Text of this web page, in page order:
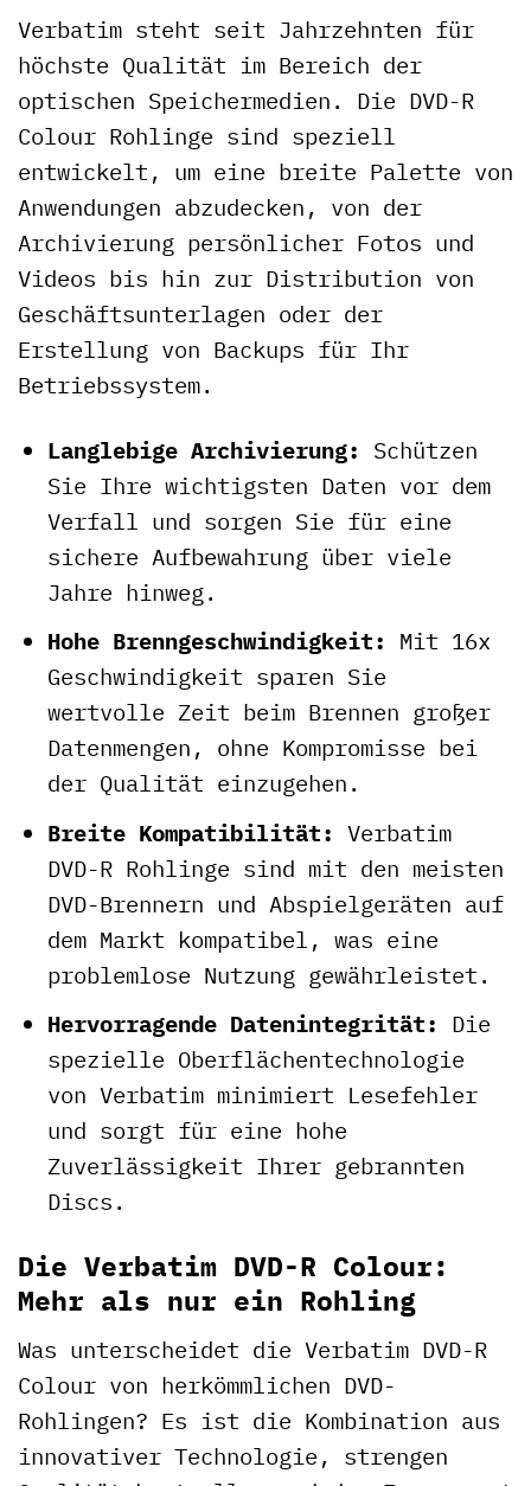
Verbatim steht seit Jahrzehnten für
höchste Qualität im Bereich der
optischen Speichermedien. Die DVD-R
Colour Rohlinge sind speziell
entwickelt, um eine breite Palette von
Anwendungen abzudecken, von der
Archivierung persönlicher Fotos und
Videos bis hin zur Distribution von
Geschäftsunterlagen oder der
Erstellung von Backups für Ihr
Betriebssystem.
Langlebige Archivierung: Schützen
Sie Ihre wichtigsten Daten vor dem
Verfall und sorgen Sie für eine
sichere Aufbewahrung über viele
Jahre hinweg.
Hohe Brenngeschwindigkeit: Mit 16x
Geschwindigkeit sparen Sie
wertvolle Zeit beim Brennen großer
Datenmengen, ohne Kompromisse bei
der Qualität einzugehen.
Breite Kompatibilität: Verbatim
DVD-R Rohlinge sind mit den meisten
DVD-Brennern und Abspielgeräten auf
dem Markt kompatibel, was eine
problemlose Nutzung gewährleistet.
Hervorragende Datenintegrität: Die
spezielle Oberflächentechnologie
von Verbatim minimiert Lesefehler
und sorgt für eine hohe
Zuverlässigkeit Ihrer gebrannten
Discs.
Die Verbatim DVD-R Colour:
Mehr als nur ein Rohling
Was unterscheidet die Verbatim DVD-R
Colour von herkömmlichen DVD-
Rohlingen? Es ist die Kombination aus
innovativer Technologie, strengen